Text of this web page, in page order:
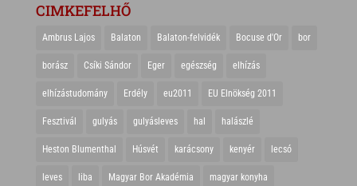
CIMKEFELHŐ
Ambrus Lajos Balaton Balaton-felvidék Bocuse d'Or bor
borász Csíki Sándor Eger egészség elhízás
elhízástudomány Erdély eu2011 EU Elnökség 2011
Fesztivál gulyás gulyásleves hal halászlé
Heston Blumenthal Húsvét karácsony kenyér lecsó
leves liba Magyar Bor Akadémia magyar konyha